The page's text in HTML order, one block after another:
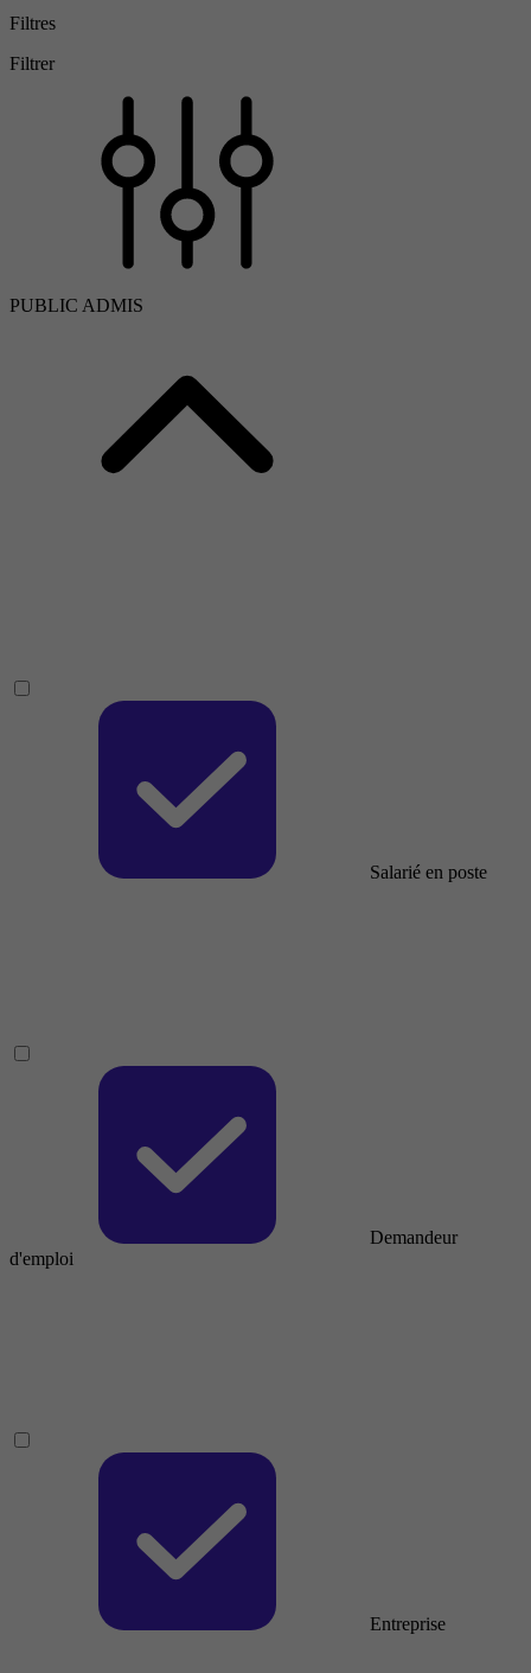
Filtres
Filtrer
PUBLIC ADMIS
Salarié en poste
Demandeur
d'emploi
Entreprise